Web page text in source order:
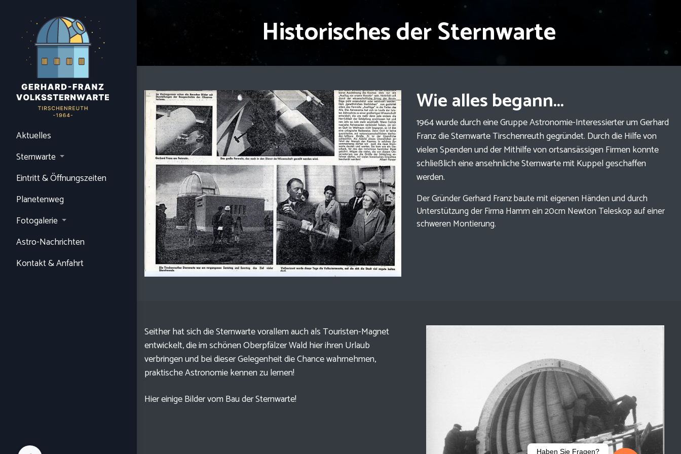
Aktuelles
Sternwarte
Eintritt & Öffnungszeiten
Planetenweg
Fotogalerie
Astro-Nachrichten
Kontakt & Anfahrt
Historisches der Sternwarte
Wie alles begann...
1964 wurde durch eine Gruppe Astronomie-Interessierter um Gerhard
Franz die Sternwarte Tirschenreuth gegründet. Durch die Hilfe von
vielen Spenden und der Mithilfe von ortsansässigen Firmen konnte
schließlich eine ansehnliche Sternwarte mit Kuppel geschaffen
werden.
Der Gründer Gerhard Franz baute mit eigenen Händen und durch
Unterstützung der Firma Hamm ein 20cm Newton Teleskop auf einer
schweren Montierung.
Seither hat sich die Sternwarte vorallem auch als Touristen-Magnet
entwickelt, die im schönen Oberpfälzer Wald hier ihren Urlaub
verbringen und bei dieser Gelegenheit die Chance wahrnehmen,
praktische Astronomie kennen zu lernen!
Hier einige Bilder vom Bau der Sternwarte!
Haben Sie Fragen?